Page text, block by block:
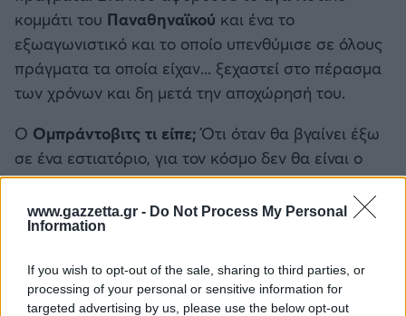
www.gazzetta.gr - Do Not Process My Personal
Information
If you wish to opt-out of the sale, sharing to third parties, or
processing of your personal or sensitive information for
targeted advertising by us, please use the below opt-out
κομμάτι του Παναθηναϊκού και ένα το
εξωαγωνιστικό και το οποίο υπενθύμισε σε όλους
πράγματα τα οποία είχαν... ξεχαστεί στο πέρασμα
των χρόνων και δη μετά την αποχώρησή του.
Ο Ομπράντοβιτς τι είπε;Ότι όταν θα βγαίνει έξω
σε ένα εστιατόριο, για τον κόσμο δεν θα είναι ο
Ζέλικο Ομπράντοβιτς,αλλά ο προπονητής του
Παναθηναϊκού Ζέλικο Ομπράντοβιτς.Και ότι οι
παίκτες όπου και αν βρίσκονται εκπροσωπούν τη
και στην Αμερική. Τα είπε όλα. Ότι όλοι είναι
υπεύθυνοι για την ομάδα. Και πρώτα απ' όλα για